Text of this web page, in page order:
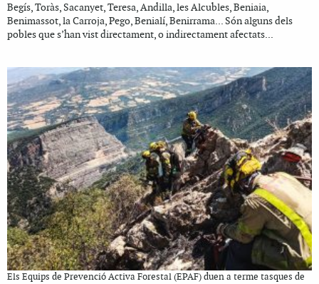
Begís, Toràs, Sacanyet, Teresa, Andilla, les Alcubles, Beniaia,
Benimassot, la Carroja, Pego, Benialí, Benirrama... Són alguns dels
pobles que s’han vist directament, o indirectament afectats...
Els Equips de Prevenció Activa Forestal (EPAF) duen a terme tasques de